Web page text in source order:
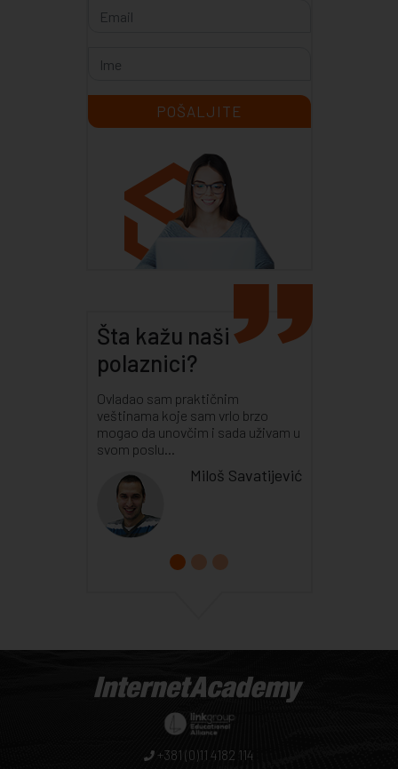
Šta kažu naši
polaznici?
Ovladao sam praktičnim
veštinama koje sam vrlo brzo
mogao da unovčim i sada uživam u
svom poslu...
Miloš Savatijević
+381 (0)11 4182 114